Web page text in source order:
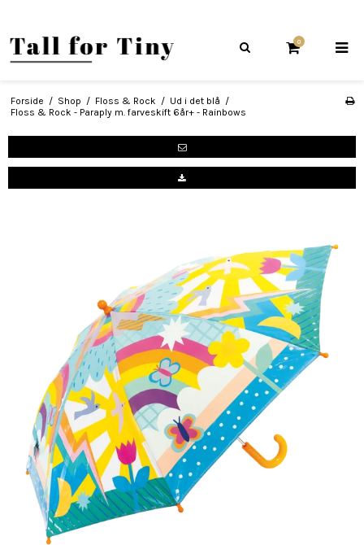
0
Forside / Shop / Floss & Rock / Ud i det blå /
Floss & Rock - Paraply m. farveskift 6år+ - Rainbows